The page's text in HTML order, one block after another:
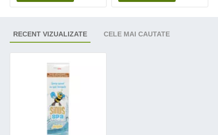
RECENT VIZUALIZATE CELE MAI CAUTATE